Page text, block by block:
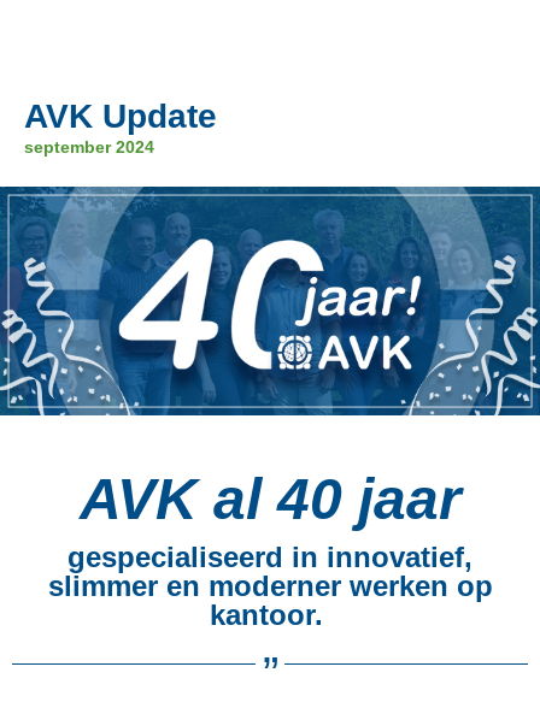
AVK Update
september 2024
AVK al 40 jaar
gespecialiseerd in innovatief,
slimmer en moderner werken op
kantoor.
”